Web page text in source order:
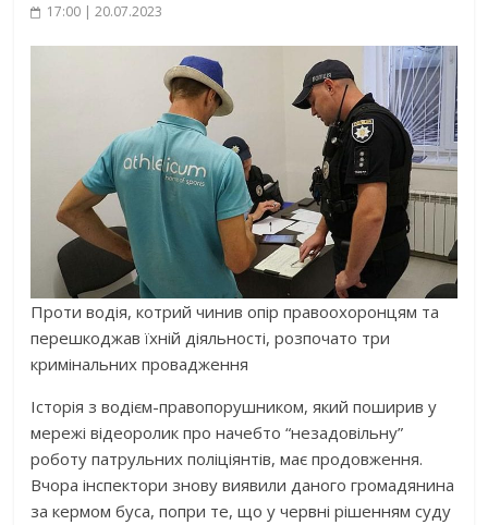
17:00 | 20.07.2023
Проти водія, котрий чинив опір правоохоронцям та
перешкоджав їхній діяльності, розпочато три
кримінальних провадження
Історія з водієм-правопорушником, який поширив у
мережі відеоролик про начебто “незадовільну”
роботу патрульних поліціянтів, має продовження.
Вчора інспектори знову виявили даного громадянина
за кермом буса, попри те, що у червні рішенням суду